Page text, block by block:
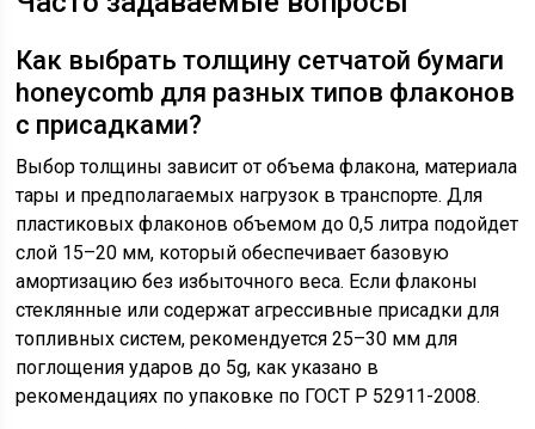
Как выбрать толщину сетчатой бумаги
honeycomb для разных типов флаконов
с присадками?
Выбор толщины зависит от объема флакона, материала
тары и предполагаемых нагрузок в транспорте. Для
пластиковых флаконов объемом до 0,5 литра подойдет
слой 15–20 мм, который обеспечивает базовую
амортизацию без избыточного веса. Если флаконы
стеклянные или содержат агрессивные присадки для
топливных систем, рекомендуется 25–30 мм для
поглощения ударов до 5g, как указано в
рекомендациях по упаковке по ГОСТ Р 52911-2008.